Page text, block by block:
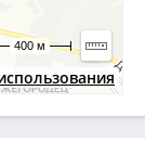
400 м